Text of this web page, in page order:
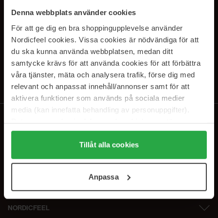
Denna webbplats använder cookies
För att ge dig en bra shoppingupplevelse använder
Nordicfeel cookies. Vissa cookies är nödvändiga för att
du ska kunna använda webbplatsen, medan ditt
samtycke krävs för att använda cookies för att förbättra
våra tjänster, mäta och analysera trafik, förse dig med
relevant och anpassat innehåll/annonser samt för att
aktivera funktioner som används på sociala medier
media (kan innefatta behandling av personuppgifter).
Genom att trycka på "Tillåt alla cookies" accepterar du
alla cookies, medan du under "Detaljer" kan anpassa
användningen av cookies. Du kan när som helst återkalla
samt vår Integritetspolicy.
Tillåt alla cookies
Anpassa
SUBSCRIBE TO OUR
NEWSLETTER
E-postadresse
Ved å abonnere godtar du vårpersonvernerklæring. Du kan melde deg
NORDICFEEL